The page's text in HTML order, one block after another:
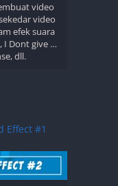
video
video
efek suara
I Dont give …
dll.
Effect #1